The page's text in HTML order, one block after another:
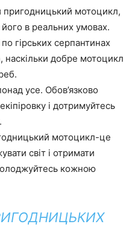
пригодницький мотоцикл,
його в реальних умовах.
гірських серпантинах
добре мотоцикл
усе. Обов’язково
і дотримуйтесь
мотоцикл-це
світ і отримати
кожною